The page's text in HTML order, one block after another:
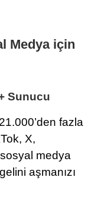
Medya için
Sunucu
fazla
X,
medya
aşmanızı